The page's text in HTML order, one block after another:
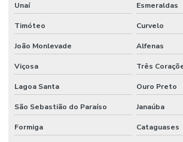
Unaí Esmeraldas
Timóteo Curvelo
João Monlevade Alfenas
Viçosa Três
Lagoa Santa Ouro Preto
São Sebastião do Paraíso Janaúba
Formiga Cataguases